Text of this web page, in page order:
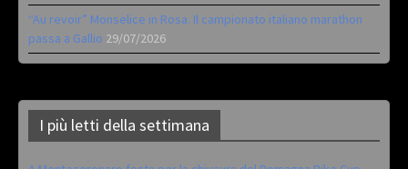
“Au revoir” Monselice in Rosa. Il campionato italiano marathon
passa a Gallio 29/07/2026
I più letti della settimana